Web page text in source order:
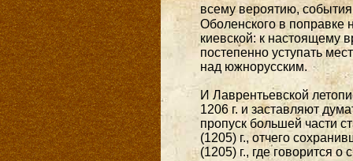
всему вероятию,
Оболенского в поправке
киевской: к настоящему
постепенно уступать
над южнорусским.
И Лаврентьевской
1206 г. и заставляют
пропуск большей части
(1205) г., отчего
(1205) г., где говорится